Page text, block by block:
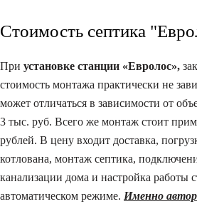
Стоимость септика
При установке станции «Евролос»,
стоимость монтажа практически не
может отличаться в зависимости от
3 тыс. руб. Всего же монтаж стоит
рублей. В цену входит доставка,
котлована, монтаж септика,
канализации дома и настройка работы
автоматическом режиме. Именно